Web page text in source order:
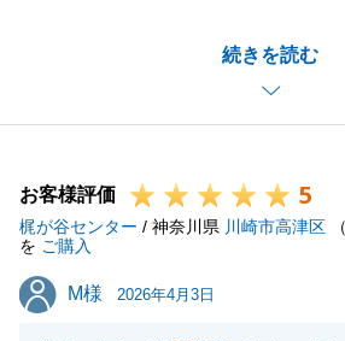
続きを読む
すことができ良かったです。
今後とも何かお困り事がございま
絡いただければと思います。
お客様評価 5
梶が谷センター / 神奈川県 川崎市高津区 （
を ご購入
M様
M様 2026年4月3日